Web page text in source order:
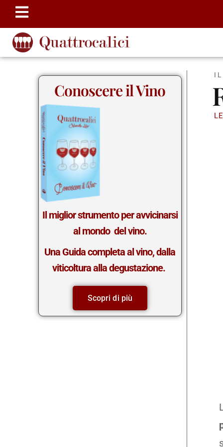
Conoscere il Vino
Il miglior strumento per avvicinarsi
al mondo del vino.
Una Guida completa al vino, dalla
viticoltura alla degustazione.
Scopri di più
IL